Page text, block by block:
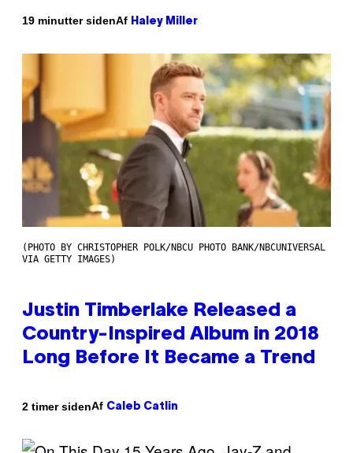
19 minutter sidenAf Haley Miller
(PHOTO BY CHRISTOPHER POLK/NBCU PHOTO BANK/NBCUNIVERSAL
VIA GETTY IMAGES)
Justin Timberlake Released a
Country-Inspired Album in 2018
Long Before It Became a Trend
2 timer sidenAf Caleb Catlin